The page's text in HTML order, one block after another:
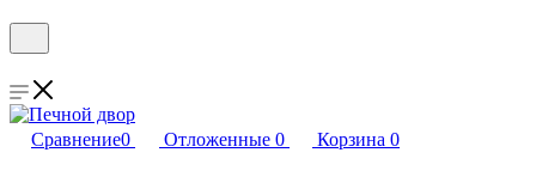
Сравнение0 Отложенные 0 Корзина 0